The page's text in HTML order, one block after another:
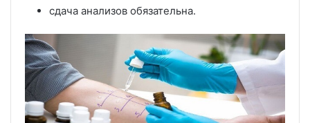
сдача анализов обязательна.